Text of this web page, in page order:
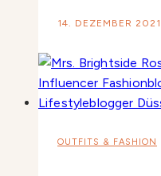
14. DEZEMBER 2021
OUTFITS & FASHION